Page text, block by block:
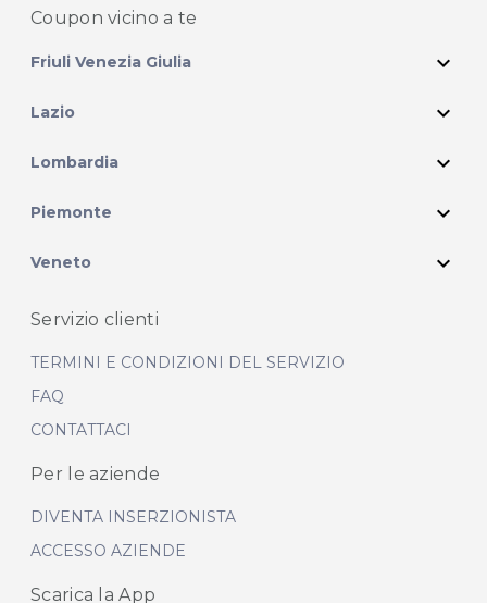
Coupon vicino a te
Friuli Venezia Giulia expand_more
Lazio expand_more
Lombardia expand_more
Piemonte expand_more
Veneto expand_more
Servizio clienti
TERMINI E CONDIZIONI DEL SERVIZIO
FAQ
CONTATTACI
Per le aziende
DIVENTA INSERZIONISTA
ACCESSO AZIENDE
Scarica la App